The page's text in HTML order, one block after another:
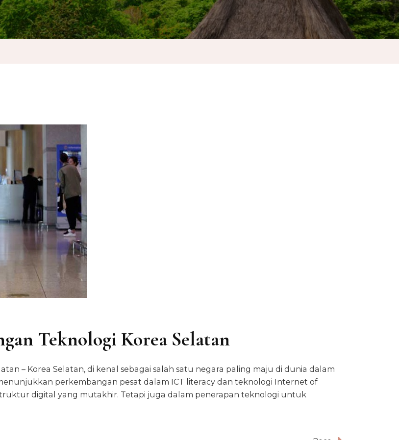
Teknologi Korea Selatan
– Korea Selatan, di kenal sebagai salah satu negara paling maju di dunia dalam
perkembangan pesat dalam ICT literacy dan teknologi Internet of
digital yang mutakhir. Tetapi juga dalam penerapan teknologi untuk